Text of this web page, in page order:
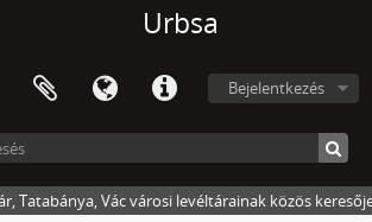
Urbsa
Bejelentkezés
Tatabánya, Vác városi levéltárainak közös